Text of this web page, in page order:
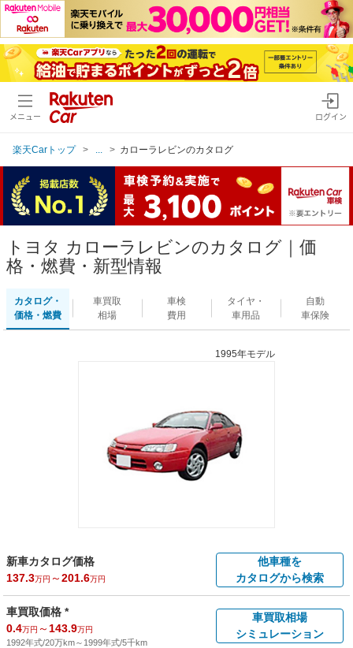
メニュー ログイン
楽天Carトップ カローラレビンのカタログ
トヨタ カローラレビンのカタログ｜価
格・燃費・新型情報
カタログ・
価格・燃費
車買取
相場
車検
費用
タイヤ・
車用品
自動
車保険
1995年モデル
新車カタログ価格
137.3万円 ～201.6万円
他車種を
カタログから検索
車買取価格 *
0.4万円 ～ 143.9万円
1992年式/20万km～ 1999年式/5千km
車買取相場
シミュレーション